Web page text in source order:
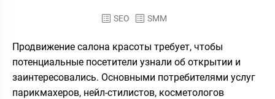
SEO SMM
Продвижение салона красоты требует, чтобы
потенциальные посетители узнали об открытии и
заинтересовались. Основными потребителями услуг
парикмахеров, нейл-стилистов, косметологов